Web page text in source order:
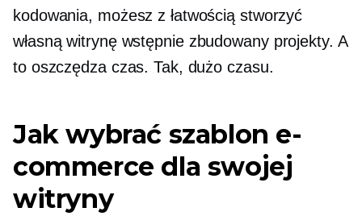
kodowania, możesz z łatwością stworzyć
własną witrynę wstępnie zbudowanyprojekty. A
to oszczędza czas. Tak, dużo czasu.
Jak wybrać szablon e-
commerce dla swojej
witryny